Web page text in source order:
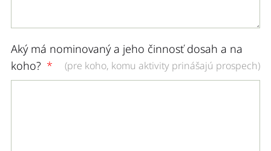
Aký má nominovaný a jeho činnosť dosah a na
koho?
(pre koho, komu aktivity prinášajú prospech)